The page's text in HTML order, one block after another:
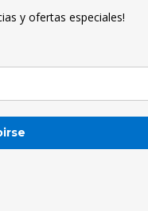
y ofertas especiales!